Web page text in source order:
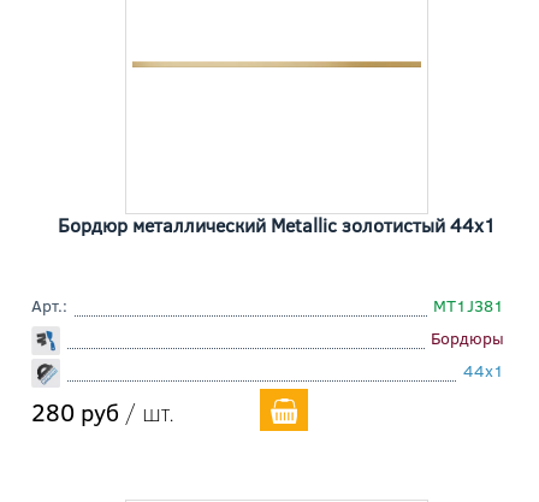
Бордюр металлический Metallic золотистый 44x1
Арт.:
MT1J381
Бордюры
44x1
280 руб / шт.